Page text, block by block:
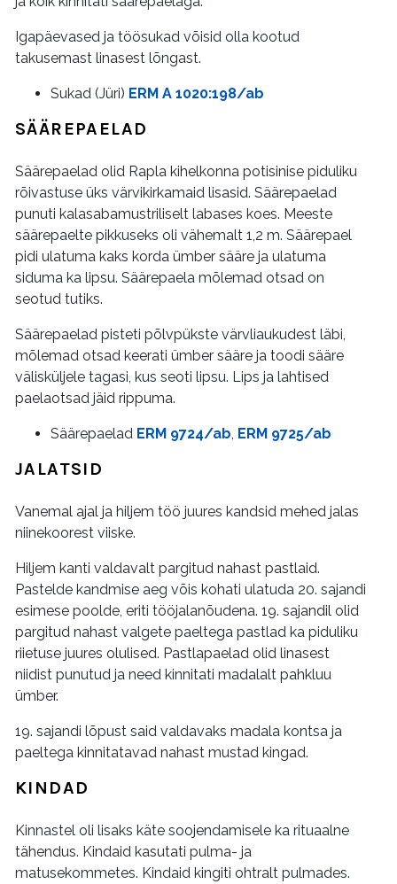
Igapäevased ja töösukad võisid olla kootud
takusemast linasest lõngast.
Sukad (Jüri) ERM A 1020:198/ab
SÄÄREPAELAD
Säärepaelad olid Rapla kihelkonna potisinise piduliku
rõivastuse üks värvikirkamaid lisasid. Säärepaelad
punuti kalasabamustriliselt labases koes. Meeste
säärepaelte pikkuseks oli vähemalt 1,2 m. Säärepael
pidi ulatuma kaks korda ümber sääre ja ulatuma
siduma ka lipsu. Säärepaela mõlemad otsad on
seotud tutiks.
Säärepaelad pisteti põlvpükste värvliaukudest läbi,
mõlemad otsad keerati ümber sääre ja toodi sääre
välisküljele tagasi, kus seoti lipsu. Lips ja lahtised
paelaotsad jäid rippuma.
Säärepaelad ERM 9724/ab ERM 9725/ab
JALATSID
Vanemal ajal ja hiljem töö juures kandsid mehed jalas
niinekoorest viiske.
Hiljem kanti valdavalt pargitud nahast pastlaid.
Pastelde kandmise aeg võis kohati ulatuda 20. sajandi
esimese poolde, eriti tööjalanõudena. 19. sajandil olid
pargitud nahast valgete paeltega pastlad ka piduliku
riietuse juures olulised. Pastlapaelad olid linasest
niidist punutud ja need kinnitati madalalt pahkluu
ümber.
19. sajandi lõpust said valdavaks madala kontsa ja
paeltega kinnitatavad nahast mustad kingad.
KINDAD
Kinnastel oli lisaks käte soojendamisele ka rituaalne
tähendus. Kindaid kasutati pulma- ja
matusekommetes. Kindaid kingiti ohtralt pulmades.